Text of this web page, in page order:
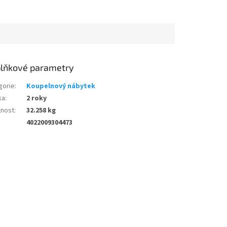
parametry
:
Koupelnový nábytek
:
2 roky
:
32.258 kg
4022009304473